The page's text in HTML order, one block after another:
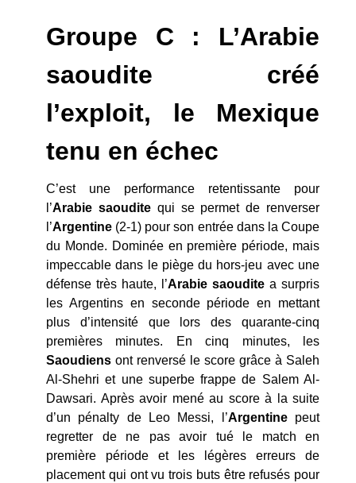
Groupe C : L’Arabie
saoudite créé
l’exploit, le Mexique
tenu en échec
C’est une performance retentissante pour
l’Arabie saouditequi se permet de renverser
l’Argentine (2-1) pour son entrée dans la Coupe
du Monde. Dominée en première période, mais
impeccable dans le piège du hors-jeu avec une
défense très haute, l’Arabie saoudite a surpris
les Argentins en seconde période en mettant
plus d’intensité que lors des quarante-cinq
premières minutes. En cinq minutes, les
Saoudiens ont renversé le score grâce à Saleh
Al-Shehri et une superbe frappe de Salem Al-
Dawsari. Après avoir mené au score à la suite
d’un pénalty de Leo Messi, l’Argentinepeut
regretter de ne pas avoir tué le match en
première période et les légères erreurs de
placement qui ont vu trois buts être refusés pour